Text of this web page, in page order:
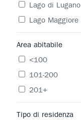
Lago di Lugano
Lago Maggiore
Area abitabile
<100
101-200
201+
Tipo di residenza